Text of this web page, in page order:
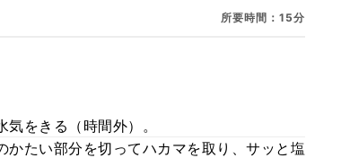
所要時間：15分
をきる（時間外）。
かたい部分を切ってハカマを取り、サッと塩